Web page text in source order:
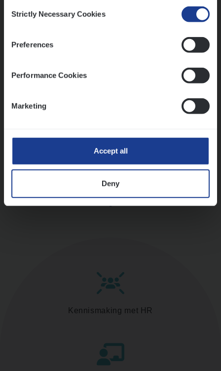
Selection
Strictly Necessary Cookies
Preferences
Performance Cookies
Marketing
Accept all
Deny
Beveren
Mathias houdt van diepgaande dossiers én droge
Thalia zoekt graag oplossingen, in games én op het
Ons sollicitatieproces
Kennismaking met HR